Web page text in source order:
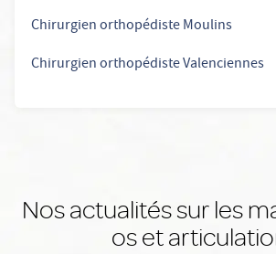
Chirurgien orthopédiste Moulins
Chirurgien orthopédiste Valenciennes
Nos actualités sur les
os et